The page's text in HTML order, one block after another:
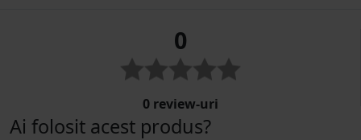
0
0 review-uri
Ai folosit acest produs?